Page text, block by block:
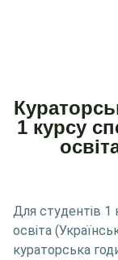
1 курсу
Для студентів 1
освіта
кураторська